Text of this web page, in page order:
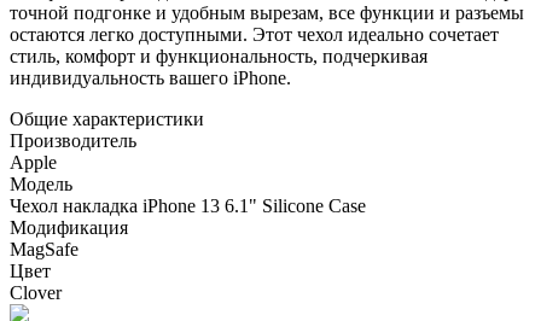
точной подгонке и удобным вырезам, все функции и разъемы
остаются легко доступными. Этот чехол идеально сочетает
стиль, комфорт и функциональность, подчеркивая
индивидуальность вашего iPhone.
Общие характеристики
Производитель
Apple
Модель
Чехол накладка iPhone 13 6.1" Silicone Case
Модификация
MagSafe
Цвет
Clover